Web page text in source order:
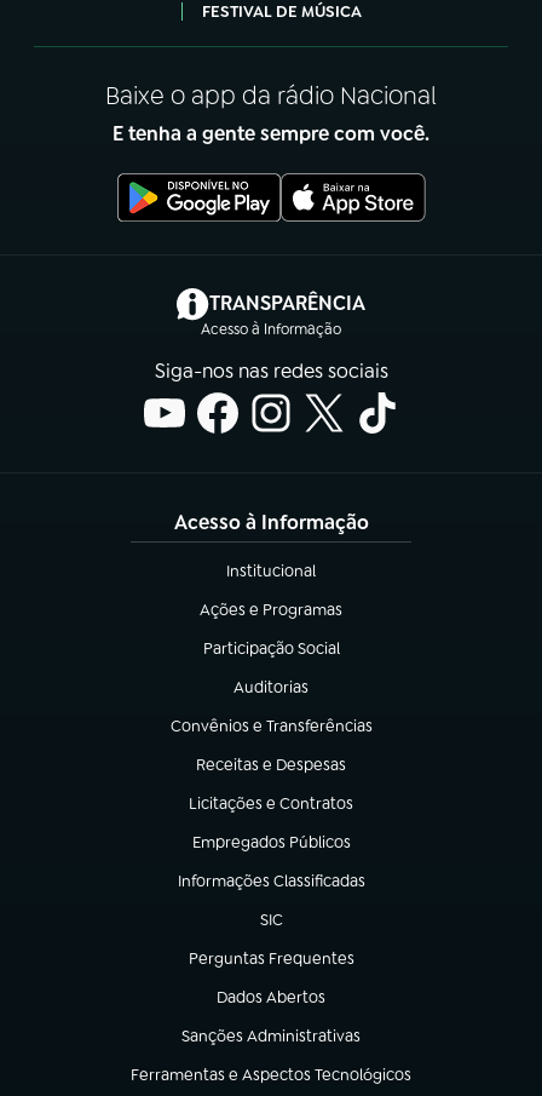
FESTIVAL DE MÚSICA
Baixe o app da rádio Nacional
E tenha a gente sempre com você.
TRANSPARÊNCIA
Acesso à Informação
(abre em nova aba)
Siga-nos nas redes sociais
Acesso à Informação
Institucional
(abre em nova aba)
Ações e Programas
(abre em nova aba)
Participação Social
(abre em nova aba)
Auditorias
(abre em nova aba)
Convênios e Transferências
(abre em nova aba)
Receitas e Despesas
(abre em nova aba)
Licitações e Contratos
(abre em nova aba)
Empregados Públicos
(abre em nova aba)
Informações Classificadas
(abre em nova aba)
SIC
(abre em nova aba)
Perguntas Frequentes
(abre em nova aba)
Dados Abertos
(abre em nova aba)
Sanções Administrativas
(abre em nova aba)
Ferramentas e Aspectos Tecnológicos
(abre em nova aba)